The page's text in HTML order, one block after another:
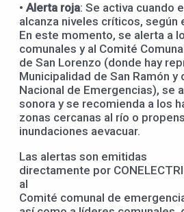
• Alerta roja: Se activa cuando
alcanza niveles críticos, según
En este momento, se alerta a
comunales y al Comité
de San Lorenzo (donde hay
Municipalidad de San Ramón y
Nacional de Emergencias), se
sonora y se recomienda a los
zonas cercanas al río o
inundaciones aevacuar.
Las alertas son emitidas
directamente por
al
Comité comunal de